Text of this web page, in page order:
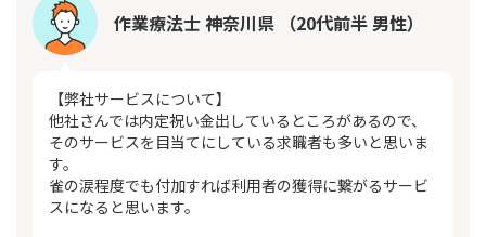
作業療法士 神奈川県 （20代前半 男性）
【弊社サービスについて】
他社さんでは内定祝い金出しているところがあるので、
そのサービスを目当てにしている求職者も多いと思いま
す。
雀の涙程度でも付加すれば利用者の獲得に繋がるサービ
スになると思います。